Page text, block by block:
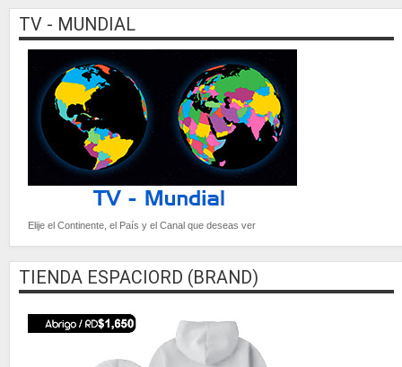
TV - MUNDIAL
Elije el Continente, el País y el Canal que deseas ver
TIENDA ESPACIORD (BRAND)